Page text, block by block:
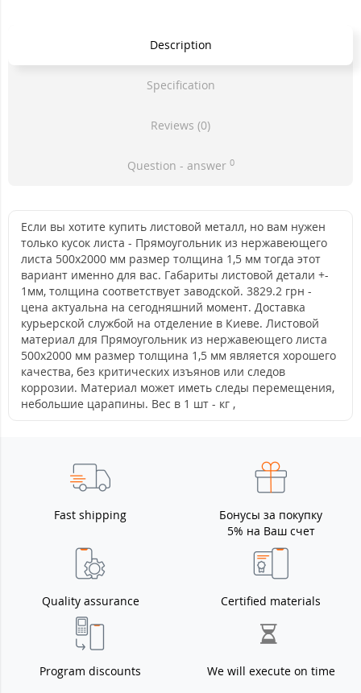
Description
Specification
Reviews (0)
Question - answer 0
Если вы хотите купить листовой металл, но вам нужен
только кусок листа - Прямоугольник из нержавеющего
листа 500х2000 мм размер толщина 1,5 мм тогда этот
вариант именно для вас. Габариты листовой детали +-
1мм, толщина соответствует заводской. 3829.2 грн -
цена актуальна на сегодняшний момент. Доставка
курьерской службой на отделение в Киеве. Листовой
материал для Прямоугольник из нержавеющего листа
500х2000 мм размер толщина 1,5 мм является хорошего
качества, без критических изъянов или следов
коррозии. Материал может иметь следы перемещения,
небольшие царапины. Вес в 1 шт - кг ,
Fast shipping
Бонусы за покупку
5% на Ваш счет
Quality assurance Certified materials
Program discounts We will execute on time